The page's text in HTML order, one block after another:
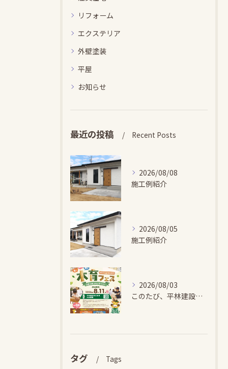
リフォーム
エクステリア
外壁塗装
平屋
お知らせ
最近の投稿 Recent Posts
2026/08/08
施工例紹介
2026/08/05
施工例紹介
2026/08/03
このたび、平林建設では、お子さまが木とふれあい・木について学...
タグ Tags